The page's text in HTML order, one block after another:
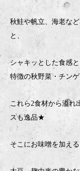
秋鮭や帆立、海老な
と、
シャキッとした食感
特徴の秋野菜・チン
これら2食材から溢れ
スも逸品★
そこにお味噌を加え